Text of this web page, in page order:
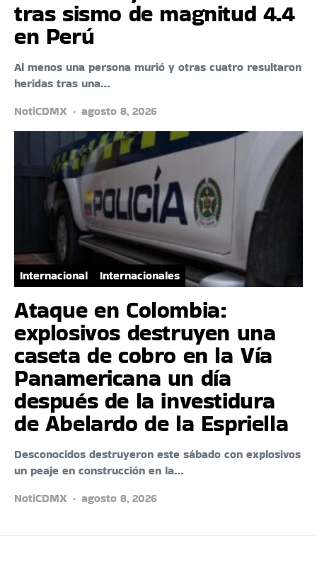
tras sismo de magnitud 4.4
en Perú
Al menos una persona murió y otras cuatro resultaron
heridas tras una…
NotiCDMX
agosto 8, 2026
Internacional Internacionales
Ataque en Colombia:
explosivos destruyen una
caseta de cobro en la Vía
Panamericana un día
después de la investidura
de Abelardo de la Espriella
Desconocidos destruyeron este sábado con explosivos
un peaje en construcción en la…
NotiCDMX
agosto 8, 2026